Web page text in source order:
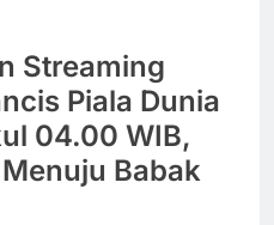
Streaming
Piala Dunia
04.00 WIB,
Babak